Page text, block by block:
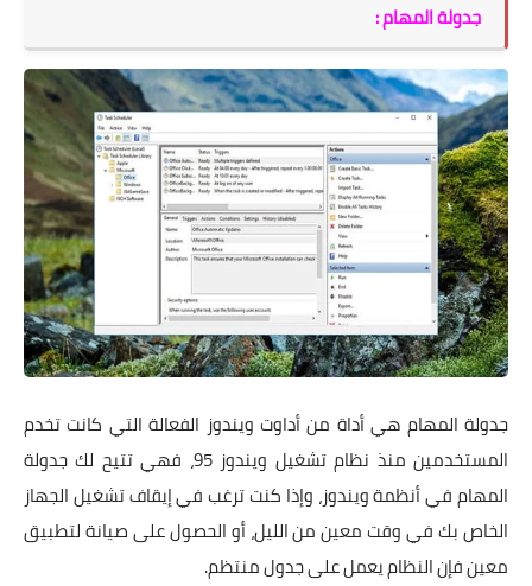
جدولة المهام :
جدولة المهام هي أداة من أداوت ويندوز الفعالة التي كانت تخدم
المستخدمين منذ نظام تشغيل ويندوز 95، فهي تتيح لك جدولة
المهام في أنظمة ويندوز، وإذا كنت ترغب في إيقاف تشغيل الجهاز
الخاص بك في وقت معين من الليل، أو الحصول على صيانة لتطبيق
معين فإن النظام يعمل على جدول منتظم.